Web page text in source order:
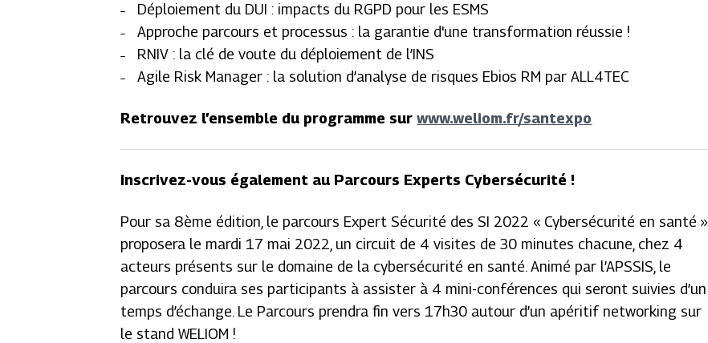
˗ Déploiement du DUI : impacts du RGPD pour les ESMS
˗ Approche parcours et processus : la garantie d'une transformation réussie !
˗ RNIV : la clé de voute du déploiement de l’INS
˗ Agile Risk Manager : la solution d’analyse de risques Ebios RM par ALL4TEC
Retrouvez l’ensemble du programme surwww.weliom.fr/santexpo
Inscrivez-vous également au Parcours Experts Cybersécurité !
Pour sa 8ème édition, le parcours Expert Sécurité des SI 2022 « Cybersécurité en santé »
proposera le mardi 17 mai 2022, un circuit de 4 visites de 30 minutes chacune, chez 4
acteurs présents sur le domaine de la cybersécurité en santé. Animé par l’APSSIS, le
parcours conduira ses participants à assister à 4 mini-conférences qui seront suivies d’un
temps d’échange. Le Parcours prendra fin vers 17h30 autour d’un apéritif networking sur
le stand WELIOM !